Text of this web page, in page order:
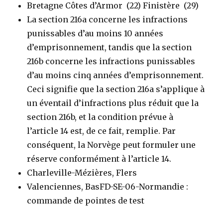
Bretagne Côtes d’Armor (22) Finistère (29)
La section 216a concerne les infractions
punissables d’au moins 10 années
d’emprisonnement, tandis que la section
216b concerne les infractions punissables
d’au moins cinq années d’emprisonnement.
Ceci signifie que la section 216a s’applique à
un éventail d’infractions plus réduit que la
section 216b, et la condition prévue à
l’article 14 est, de ce fait, remplie. Par
conséquent, la Norvège peut formuler une
réserve conformément à l’article 14.
Charleville-Mézières, Flers
Valenciennes, BasFD-SE-06-Normandie :
commande de pointes de test